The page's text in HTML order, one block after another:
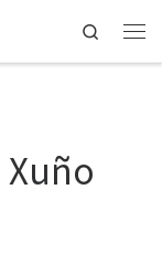
Search
Xuño